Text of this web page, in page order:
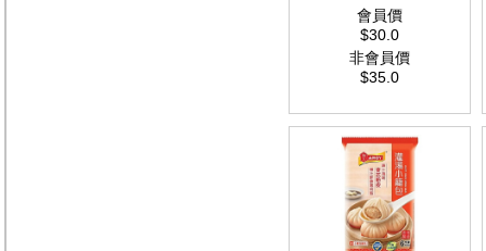
會員價
$30.0
非會員價
$35.0